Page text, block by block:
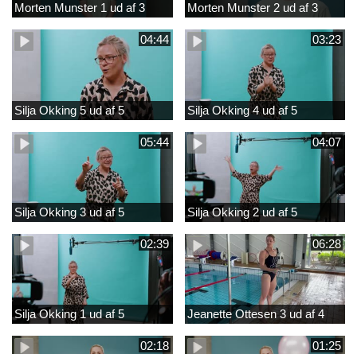
Morten Munster 1 ud af 3 Morten Munster 2 ud af 3
04:44
Silja Okking 5 ud af 5
03:23
Silja Okking 4 ud af 5
05:44
Silja Okking 3 ud af 5
04:07
Silja Okking 2 ud af 5
02:39
Silja Okking 1 ud af 5
06:28
Jeanette Ottesen 3 ud af 4
02:18 01:25